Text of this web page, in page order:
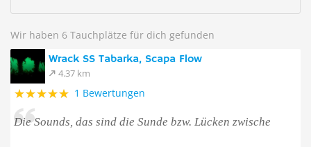
Wir haben 6 Tauchplätze für dich gefunden
Wrack SS Tabarka, Scapa Flow
4.37 km
1 Bewertungen
Die Sounds, das sind die Sunde bzw. Lücken zwische